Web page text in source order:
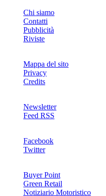
Chi siamo
Contatti
Pubblicità
Riviste
Mappa del sito
Privacy
Credits
Newsletter
Feed RSS
Facebook
Twitter
Buyer Point
Green Retail
Notiziario Motoristico